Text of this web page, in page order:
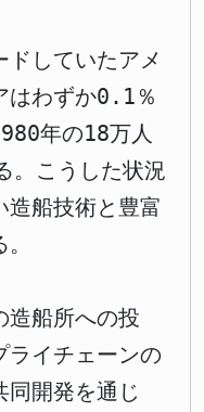
していたアメ
はわずか0.1％
年の18万人
。こうした状況
造船技術と豊富
造船所への投
ライチェーンの
同開発を通じ